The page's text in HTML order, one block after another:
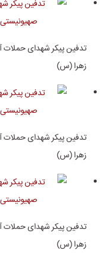
تدفین پیکر شهدای حملات
زهرا (س)
تدفین پیکر شهدای حملات
زهرا (س)
تدفین پیکر شهدای حملات
زهرا (س)